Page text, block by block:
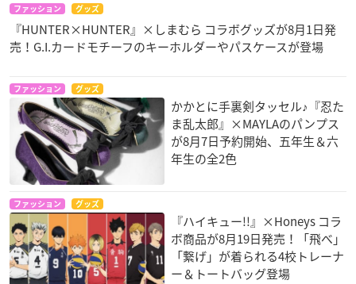
ファッション グッズ
『HUNTER×HUNTER』×しまむら コラボグッズが8月1日発
売！G.I.カードモチーフのキーホルダーやパスケースが登場
ファッション グッズ
かかとに手裏剣タッセル♪『忍た
ま乱太郎』×MAYLAのパンプス
が8月7日予約開始、五年生＆六
年生の全2色
ファッション グッズ
『ハイキュー!!』×Honeys コラ
ボ商品が8月19日発売！「飛べ」
「繋げ」が着られる4校トレーナ
ー＆トートバッグ登場